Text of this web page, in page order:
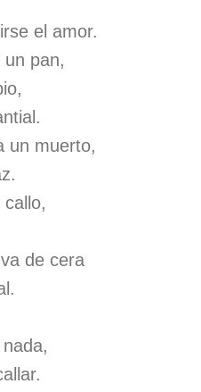
el amor.
pan,
un muerto,
de cera